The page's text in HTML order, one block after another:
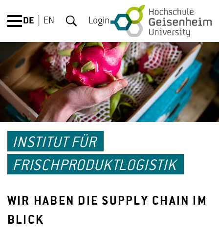
DE EN Login
INSTITUT FÜR
FRISCHPRODUKTLOGISTIK
WIR HABEN DIE SUPPLY CHAIN IM
BLICK